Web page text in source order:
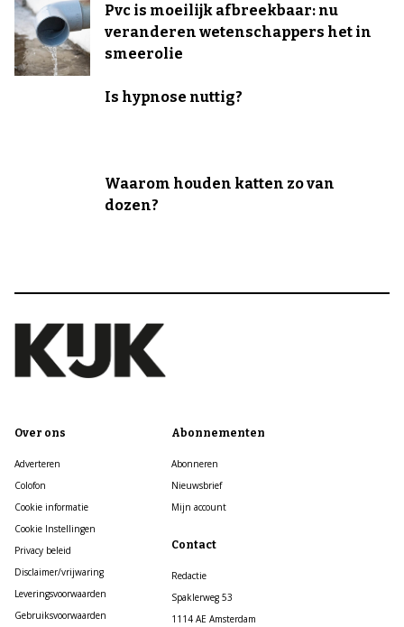
Pvc is moeilijk afbreekbaar: nu
veranderen wetenschappers het in
smeerolie
Is hypnose nuttig?
Waarom houden katten zo van
dozen?
Over ons
Adverteren
Colofon
Cookie informatie
Cookie Instellingen
Privacy beleid
Disclaimer/vrijwaring
Leveringsvoorwaarden
Gebruiksvoorwaarden
Abonnementen
Abonneren
Nieuwsbrief
Mijn account
Contact
Redactie
Spaklerweg 53
1114 AE Amsterdam